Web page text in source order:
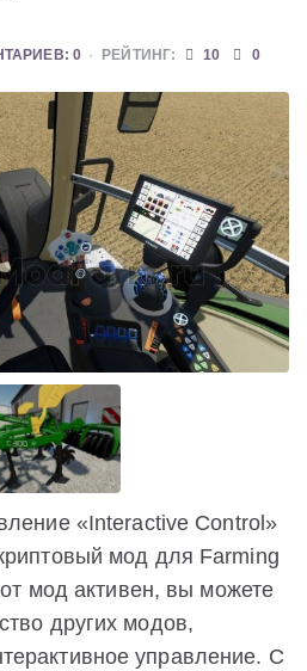
0 РЕЙТИНГ: 10 0
«Interactive Control»
мод для Farming
мод активен, вы можете
других модов,
управление. С